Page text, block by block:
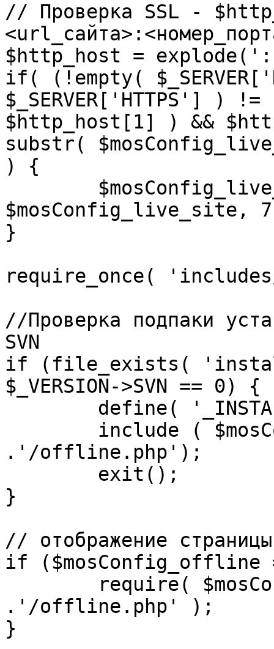
// Проверка SSL -
$http_host = explode(':',
if( (!empty(
$_SERVER['HTTPS']
$http_host[1] ) &&
substr(
) {
$mosConfig_live_site,
}
require_once(
//Проверка подпаки
SVN
if (file_exists(
$_VERSION->SVN == 0) {
.'/offline.php');
}
// отображение
if ($mosConfig_offline
.'/offline.php' );
}